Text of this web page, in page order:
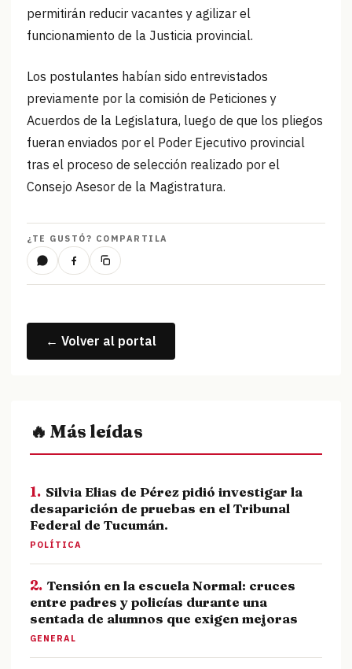
permitirán reducir vacantes y agilizar el
funcionamiento de la Justicia provincial.
Los postulantes habían sido entrevistados
previamente por la comisión de Peticiones y
Acuerdos de la Legislatura, luego de que los pliegos
fueran enviados por el Poder Ejecutivo provincial
tras el proceso de selección realizado por el
Consejo Asesor de la Magistratura.
¿TE GUSTÓ? COMPARTILA
← Volver al portal
🔥 Más leídas
1. Silvia Elias de Pérez pidió investigar la
desaparición de pruebas en el Tribunal
Federal de Tucumán.
POLÍTICA
2. Tensión en la escuela Normal: cruces
entre padres y policías durante una
sentada de alumnos que exigen mejoras
GENERAL